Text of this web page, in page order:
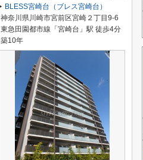
BLESS宮崎台（ブレス宮崎台）
神奈川県川崎市宮前区宮崎２丁目9-6
東急田園都市線「宮崎台」駅 徒歩4分
築10年